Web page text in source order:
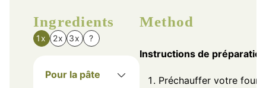
Ingredients
1x 2x 3x ?
Pour la pâte
Method
Instructions de préparation
Préchauffer votre four